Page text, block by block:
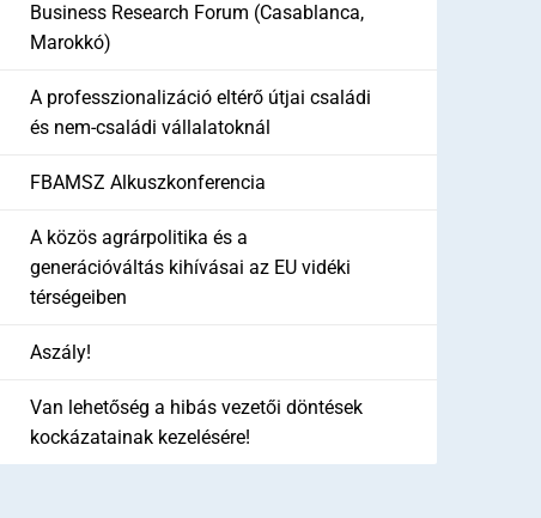
Business Research Forum (Casablanca,
Marokkó)
A professzionalizáció eltérő útjai családi
és nem-családi vállalatoknál
FBAMSZ Alkuszkonferencia
A közös agrárpolitika és a
generációváltás kihívásai az EU vidéki
térségeiben
Aszály!
Van lehetőség a hibás vezetői döntések
kockázatainak kezelésére!